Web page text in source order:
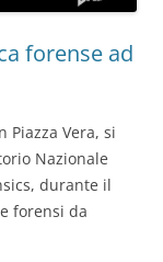
forense ad
Piazza Vera, si
Nazionale
durante il
forensi da